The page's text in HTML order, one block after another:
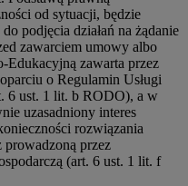
od sytuacji, będzie
podjęcia działań na żądanie
zawarciem umowy albo
Edukacyjną zawarta przez
o Regulamin Usługi
6 ust. 1 lit. b RODO), a w
uzasadniony interes
rozwiązania
prowadzoną przez
(art. 6 ust. 1 lit. f